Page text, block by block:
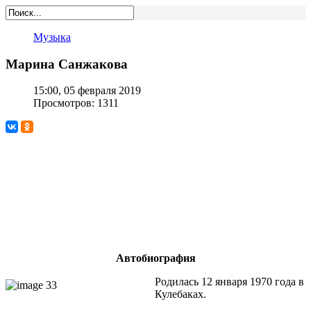
Музыка
Марина Санжакова
15:00, 05 февраля 2019
Просмотров: 1311
Автобиография
Родилась 12 января 1970 года в
Кулебаках.